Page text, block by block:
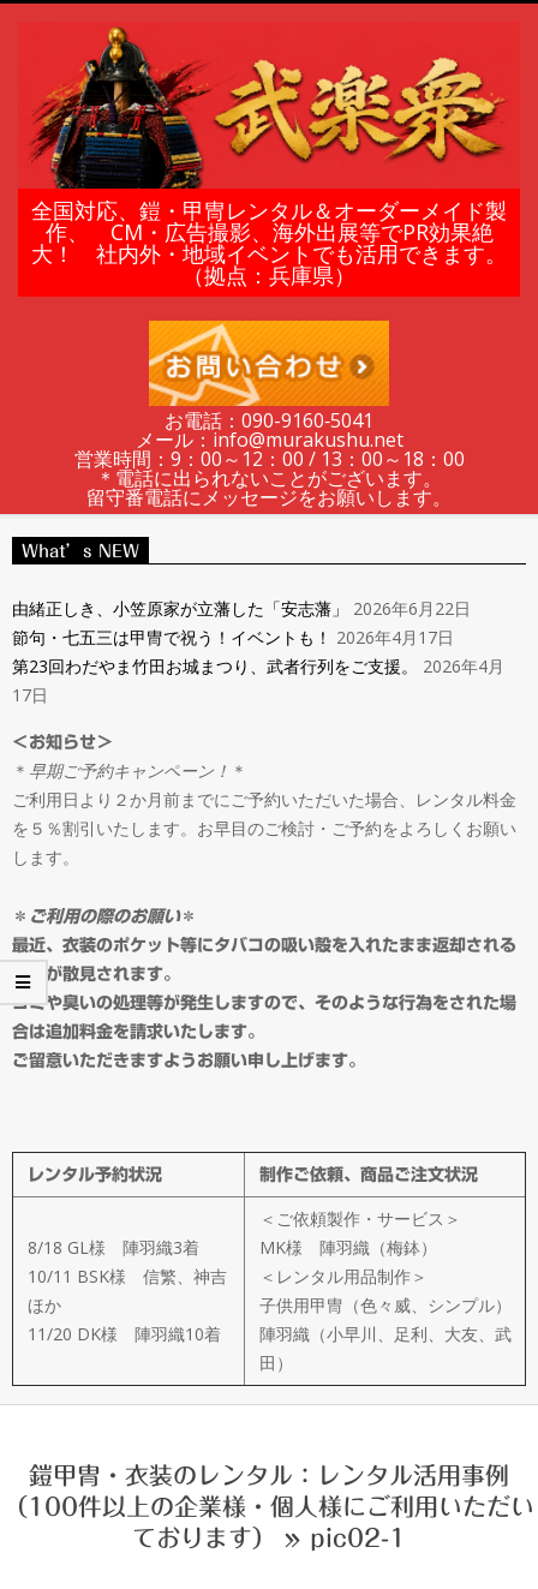
鎧
甲
レ
ン
タ
ル
＆
オ
ー
ダ
ー
メ
イ
ド
製
作
武
楽
衆
全国対応、鎧・甲冑レンタル＆オーダーメイド製
作、 CM・広告撮影、海外出展等でPR効果絶
大！ 社内外・地域イベントでも活用できます。
（拠点：兵庫県）
お電話：090-9160‐5041
メール：info@murakushu.net
営業時間：9：00～12：00 / 13：00～18：00
＊電話に出られないことがございます。
留守番電話にメッセージをお願いします。
Navigation
What’s NEW
由緒正しき、小笠原家が立藩した「安志藩」
2026年6月22日
節句・七五三は甲冑で祝う！イベントも！ 2026年4月17日
第23回わだやま竹田お城まつり、武者行列をご支援。
2026年4月
17日
＜お知らせ＞
＊ 早期ご予約キャンペーン！ ＊
ご利用日より２か月前までにご予約いただいた場合、レンタル料金
を５％割引いたします。お早目のご検討・ご予約をよろしくお願い
します。
＊ ご利用の際のお願い＊
最近、衣装のポケット等にタバコの吸い殻を入れたまま返却される
事例が散見されます。
ゴミや臭いの処理等が発生しますので、そのような行為をされた場
合は追加料金を請求いたします。
ご留意いただきますようお願い申し上げます。
レンタル予約状況 制作ご依頼、商品ご注文状況
8/18 GL様 陣羽織3着
10/11 BSK様 信繁、神吉
ほか
11/20 DK様 陣羽織10着
＜ご依頼製作・サービス＞
MK様 陣羽織（梅鉢）
＜レンタル用品制作＞
子供用甲冑（色々威、シンプル）
陣羽織（小早川、足利、大友、武
田）
鎧甲冑・衣装のレンタル：レンタル活用事例
（100件以上の企業様・個人様にご利用いただい
ております） » pic02-1